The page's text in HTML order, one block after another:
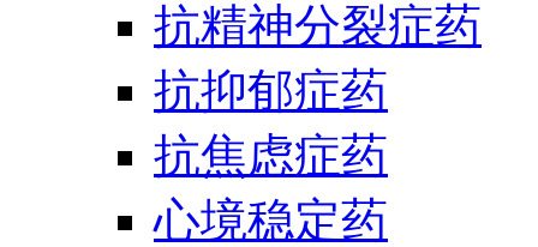
抗精神分裂症药
抗抑郁症药
抗焦虑症药
心境稳定药